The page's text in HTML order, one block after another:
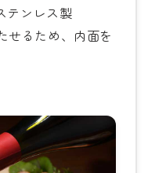
テンレス製
せるため、内面を